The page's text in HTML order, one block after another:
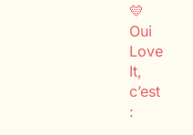
💛
Oui
Love
It,
c’est
: